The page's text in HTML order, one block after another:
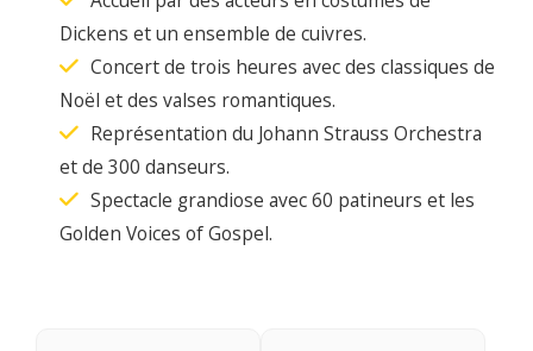
Dickens et un ensemble de cuivres.
Concert de trois heures avec des classiques de
Noël et des valses romantiques.
Représentation du Johann Strauss Orchestra
et de 300 danseurs.
Spectacle grandiose avec 60 patineurs et les
Golden Voices of Gospel.